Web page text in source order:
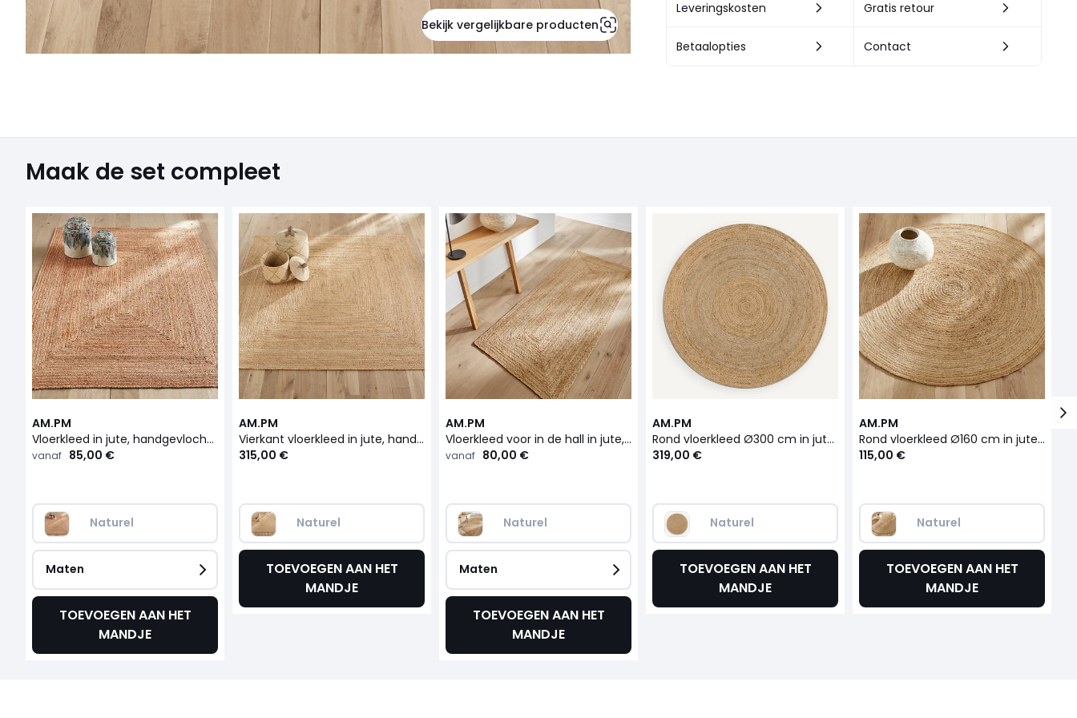
Bekijk vergelijkbare producten
Leveringskosten Gratis retour
Betaalopties Contact
Maak de set compleet
AM.PM
Vloerkleed in jute, handgevlochten, Hempy
vanaf 85,00 €
Naturel
Maten
TOEVOEGEN AAN HET
MANDJE
AM.PM
Vierkant vloerkleed in jute, hand geweven, Hempy
315,00 €
Naturel
TOEVOEGEN AAN HET
MANDJE
AM.PM
Vloerkleed voor in de hall in jute, handgevlochten, Hempy
vanaf 80,00 €
Naturel
Maten
TOEVOEGEN AAN HET
MANDJE
AM.PM
Rond vloerkleed Ø300 cm in jute, handgevlochten, Hempy
319,00 €
Naturel
TOEVOEGEN AAN HET
MANDJE
AM.PM
Rond vloerkleed Ø160 cm in jute, handgevlochten, Hempy
115,00 €
Naturel
TOEVOEGEN AAN HET
MANDJE